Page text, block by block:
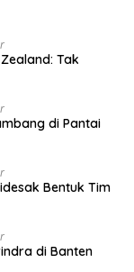
Tak
di Pantai
Bentuk Tim
di Banten